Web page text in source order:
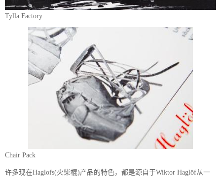
Tylla Factory
Chair Pack
许多现在Haglofs(火柴棍)产品的特色，都是源自于Wiktor Haglöf从一